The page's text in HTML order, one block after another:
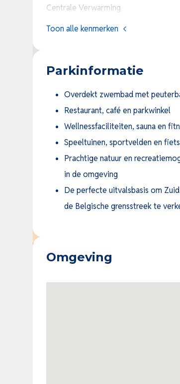
voldoet aan de wensen van een
mogelijkheden voor rendement.
Centrale Verwarming
Verhuren mogelijk
Inventaris
Huisdieren toegestaan
BTW-termijn
K.K. / V.O.N.
Toon alle kenmerken
Parkinformatie
Overdekt zwembad met
Restaurant, café en parkwinkel
Wellnessfaciliteiten, sauna en
Speeltuinen, sportvelden en
Prachtige natuur en
in de omgeving
De perfecte uitvalsbasis om
de Belgische grensstreek te
Omgeving